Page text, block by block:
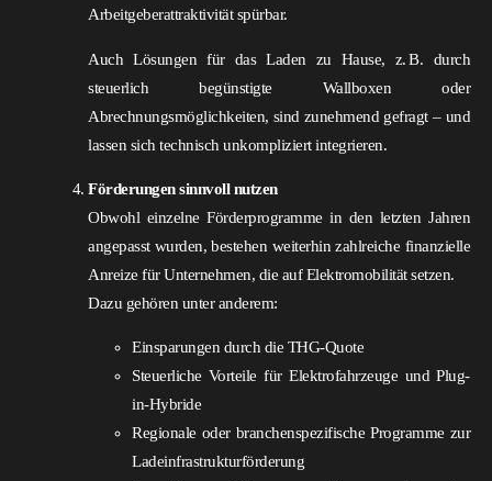
Arbeitgeberattraktivität spürbar.
Auch Lösungen für das Laden zu Hause, z. B. durch
steuerlich begünstigte Wallboxen oder
Abrechnungsmöglichkeiten, sind zunehmend gefragt – und
lassen sich technisch unkompliziert integrieren.
Förderungen sinnvoll nutzen
Obwohl einzelne Förderprogramme in den letzten Jahren
angepasst wurden, bestehen weiterhin zahlreiche finanzielle
Anreize für Unternehmen, die auf Elektromobilität setzen.
Dazu gehören unter anderem:
Einsparungen durch die THG-Quote
Steuerliche Vorteile für Elektrofahrzeuge und Plug-
in-Hybride
Regionale oder branchenspezifische Programme zur
Ladeinfrastrukturförderung